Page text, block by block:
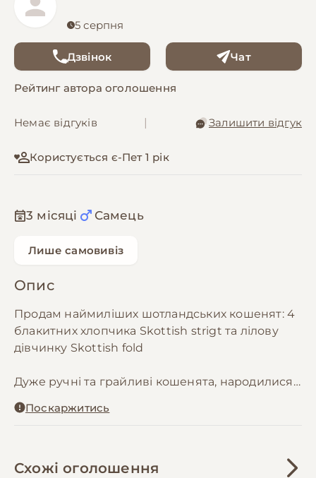
5 серпня
Дзвінок Чат
Рейтинг автора оголошення
Немає відгуків Залишити відгук
Користується є-Пет 1 рік
3 місяці Самець
Лише самовивіз
Опис
Продам наймиліших шотландських кошенят: 4
блакитних хлопчика Skottish strigt та лілову
дівчинку Skottish fold
Дуже ручні та грайливі кошенята, народилися
їх матуся про все подбала.
Поскаржитись
Схожі оголошення